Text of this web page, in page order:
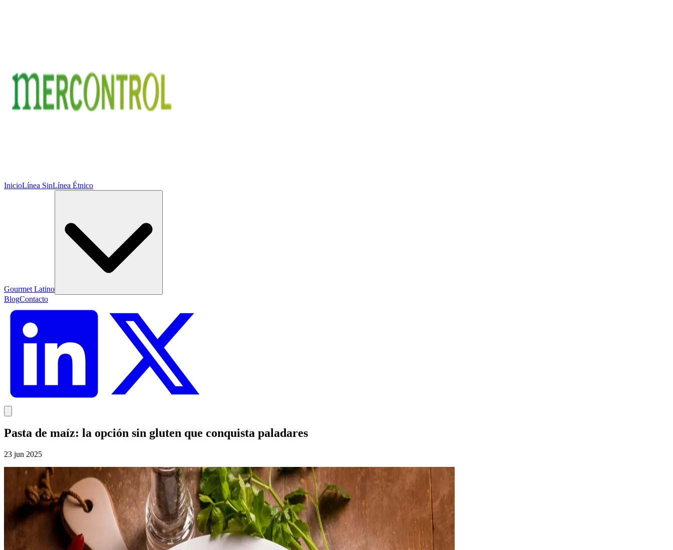
InicioLínea SinLínea Étnico
Gourmet Latino
BlogContacto
Pasta de maíz: la opción sin gluten que conquista paladares
23 jun 2025